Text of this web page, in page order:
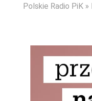
Polskie Radio PiK